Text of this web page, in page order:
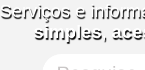
Serviços e
simples,